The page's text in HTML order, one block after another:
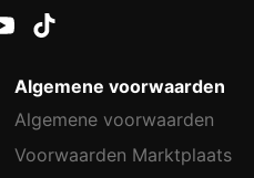
Algemene voorwaarden
Algemene voorwaarden
Voorwaarden Marktplaats